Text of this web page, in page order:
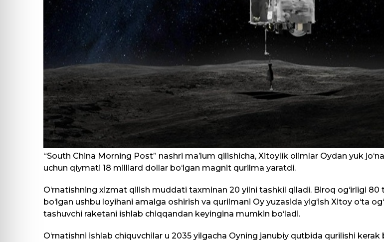
“South China Morning Post” nashri ma’lum qilishicha, Xitoylik olimlar Oydan yuk
uchun qiymati 18 milliard dollar bo‘lgan magnit qurilma yaratdi.
O‘rnatishning xizmat qilish muddati taxminan 20 yilni tashkil qiladi. Biroq og‘irligi 80
bo‘lgan ushbu loyihani amalga oshirish va qurilmani Oy yuzasida yig‘ish Xitoy o‘ta
tashuvchi raketani ishlab chiqqandan keyingina mumkin bo‘ladi.
O‘rnatishni ishlab chiquvchilar u 2035 yilgacha Oyning janubiy qutbida qurilishi kerak